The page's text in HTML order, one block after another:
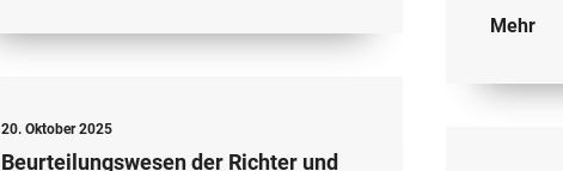
Mehr
20. Oktober 2025
Beurteilungswesen der Richter und